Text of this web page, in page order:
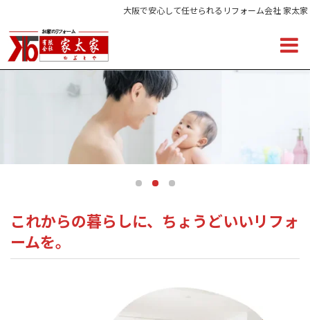
大阪で安心して任せられるリフォーム会社 家太家
これからの暮らしに、ちょうどいいリフォ
ームを。